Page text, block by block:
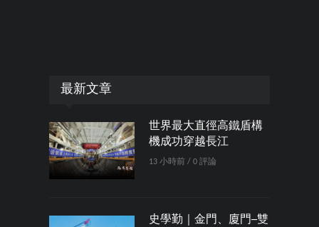
最新文章
世界最大直徑高鐵盾構
機成功穿越長江
13 小時前 / 0 評論
史學勤｜金門、廈門─雙